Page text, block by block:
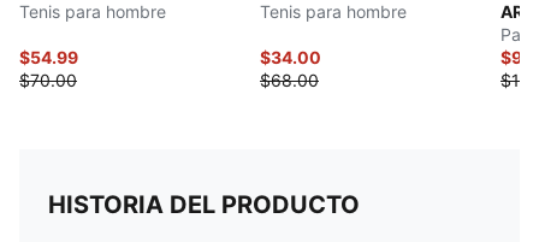
Tenis para hombre
$54.99
$70.00
Tenis para hombre
$34.00
$68.00
HISTORIA DEL PRODUCTO